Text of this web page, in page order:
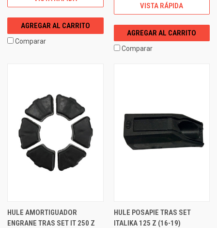
AGREGAR AL CARRITO
Comparar
VISTA RÁPIDA
AGREGAR AL CARRITO
Comparar
HULE AMORTIGUADOR
ENGRANE TRAS SET IT 250 Z
HULE POSAPIE TRAS SET
ITALIKA 125 Z (16-19)